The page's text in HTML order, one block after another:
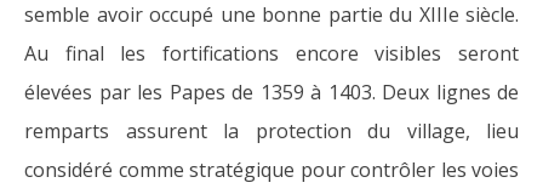
semble avoir occupé une bonne partie du XIIIe siècle.
Au final les fortifications encore visibles seront
élevées par les Papes de 1359 à 1403. Deux lignes de
remparts assurent la protection du village, lieu
considéré comme stratégique pour contrôler les voies